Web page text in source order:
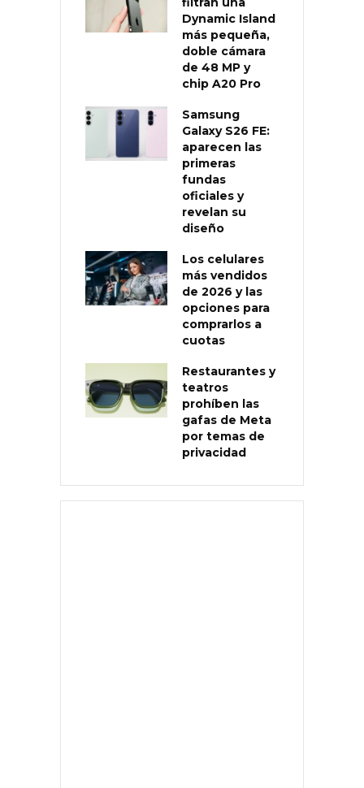
Dynamic Island
más pequeña,
doble cámara
de 48 MP y
chip A20 Pro
Samsung
Galaxy S26 FE:
aparecen las
primeras
fundas
oficiales y
revelan su
diseño
Los celulares
más vendidos
de 2026 y las
opciones para
comprarlos a
cuotas
Restaurantes y
teatros
prohíben las
gafas de Meta
por temas de
privacidad